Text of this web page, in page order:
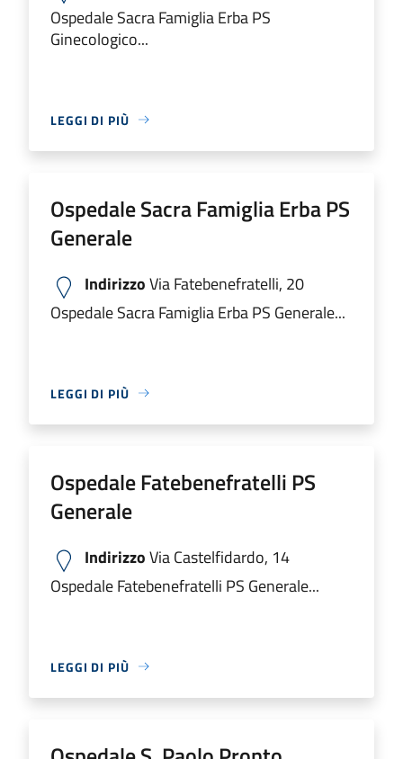
Ospedale Sacra Famiglia Erba PS
Ginecologico...
LEGGI DI PIÙ
Ospedale Sacra Famiglia Erba PS
Generale
IndirizzoVia Fatebenefratelli, 20
Ospedale Sacra Famiglia Erba PS Generale...
LEGGI DI PIÙ
Ospedale Fatebenefratelli PS
Generale
IndirizzoVia Castelfidardo, 14
Ospedale Fatebenefratelli PS Generale...
LEGGI DI PIÙ